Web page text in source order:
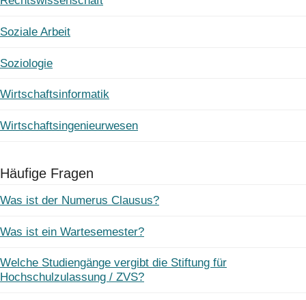
Soziale Arbeit
Soziologie
Wirtschaftsinformatik
Wirtschaftsingenieurwesen
Häufige Fragen
Was ist der Numerus Clausus?
Was ist ein Wartesemester?
Welche Studiengänge vergibt die Stiftung für
Hochschulzulassung / ZVS?